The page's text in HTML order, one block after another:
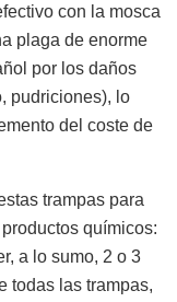
con la mosca
plaga de enorme
por los daños
pudriciones), lo
del coste de
trampas para
químicos:
a lo sumo, 2 o 3
todas las trampas,